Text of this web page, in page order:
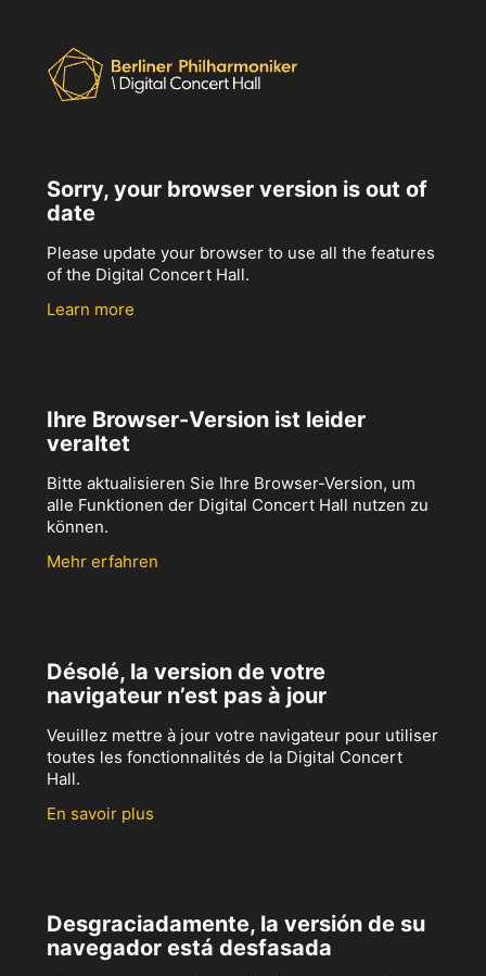
Sorry, your browser version is out of
date
Please update your browser to use all the features
of the Digital Concert Hall.
Learn more
Ihre Browser-Version ist leider
veraltet
Bitte aktualisieren Sie Ihre Browser-Version, um
alle Funktionen der Digital Concert Hall nutzen zu
können.
Mehr erfahren
Désolé, la version de votre
navigateur n’est pas à jour
Veuillez mettre à jour votre navigateur pour utiliser
toutes les fonctionnalités de la Digital Concert
Hall.
En savoir plus
Desgraciadamente, la versión de su
navegador está desfasada